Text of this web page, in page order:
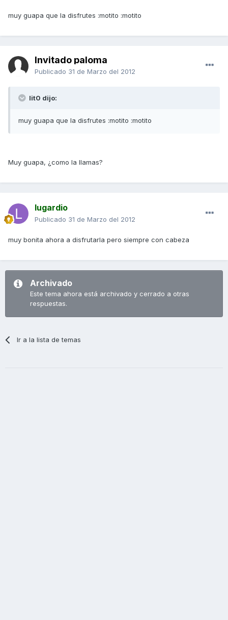
muy guapa que la disfrutes :motito :motito
Invitado paloma
Publicado 31 de Marzo del 2012
lit0 dijo:
muy guapa que la disfrutes :motito :motito
Muy guapa, ¿como la llamas?
lugardio
Publicado 31 de Marzo del 2012
muy bonita ahora a disfrutarla pero siempre con cabeza
Archivado
Este tema ahora está archivado y cerrado a otras
respuestas.
Ir a la lista de temas